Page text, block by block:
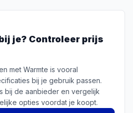
je? Controleer prijs
met Warmte is vooral
bij je gebruik passen.
bij de aanbieder en vergelijk
opties voordat je koopt.